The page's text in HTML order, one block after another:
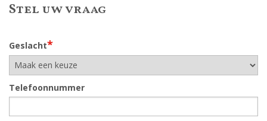
Stel uw vraag
Geslacht*
Telefoonnummer